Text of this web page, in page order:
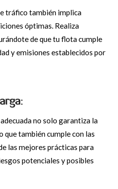
tráfico también implica
óptimas. Realiza
de que tu flota cumple
y emisiones establecidos por
no solo garantiza la
que también cumple con las
las mejores prácticas para
potenciales y posibles